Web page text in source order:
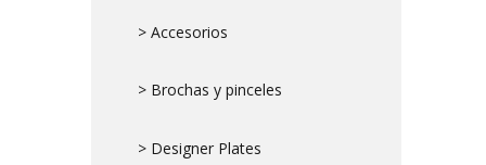
> Accesorios
> Brochas y pinceles
> Designer Plates